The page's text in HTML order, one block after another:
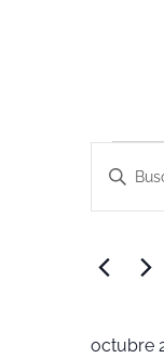
de
y
vistas
Introduce
clave.
para
octubre